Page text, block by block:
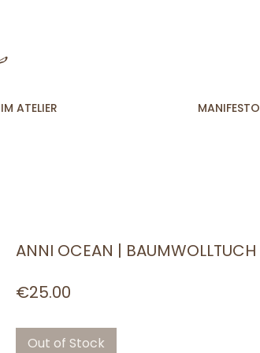
IM ATELIER MANIFESTO
ANNI OCEAN | BAUMWOLLTUCH
€25.00
Out of Stock